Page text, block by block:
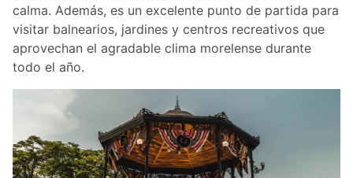
calma. Además, es un excelente punto de partida para
visitar balnearios, jardines y centros recreativos que
aprovechan el agradable clima morelense durante
todo el año.